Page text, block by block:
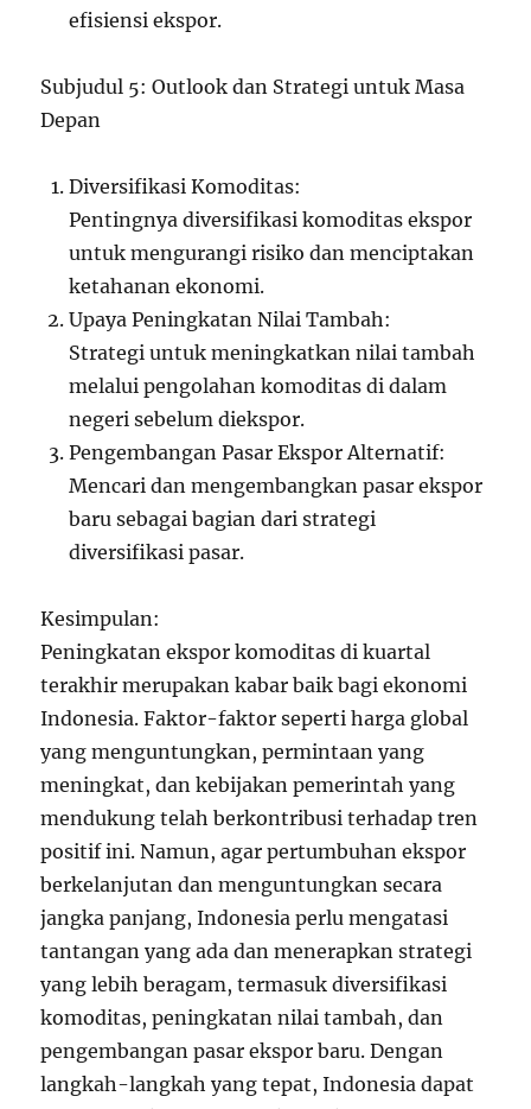
efisiensi ekspor.
Subjudul 5: Outlook dan Strategi untuk Masa
Depan
Diversifikasi Komoditas:
Pentingnya diversifikasi komoditas ekspor
untuk mengurangi risiko dan menciptakan
ketahanan ekonomi.
Upaya Peningkatan Nilai Tambah:
Strategi untuk meningkatkan nilai tambah
melalui pengolahan komoditas di dalam
negeri sebelum diekspor.
Pengembangan Pasar Ekspor Alternatif:
Mencari dan mengembangkan pasar ekspor
baru sebagai bagian dari strategi
diversifikasi pasar.
Kesimpulan:
Peningkatan ekspor komoditas di kuartal
terakhir merupakan kabar baik bagi ekonomi
Indonesia. Faktor-faktor seperti harga global
yang menguntungkan, permintaan yang
meningkat, dan kebijakan pemerintah yang
mendukung telah berkontribusi terhadap tren
positif ini. Namun, agar pertumbuhan ekspor
berkelanjutan dan menguntungkan secara
jangka panjang, Indonesia perlu mengatasi
tantangan yang ada dan menerapkan strategi
yang lebih beragam, termasuk diversifikasi
komoditas, peningkatan nilai tambah, dan
pengembangan pasar ekspor baru. Dengan
langkah-langkah yang tepat, Indonesia dapat